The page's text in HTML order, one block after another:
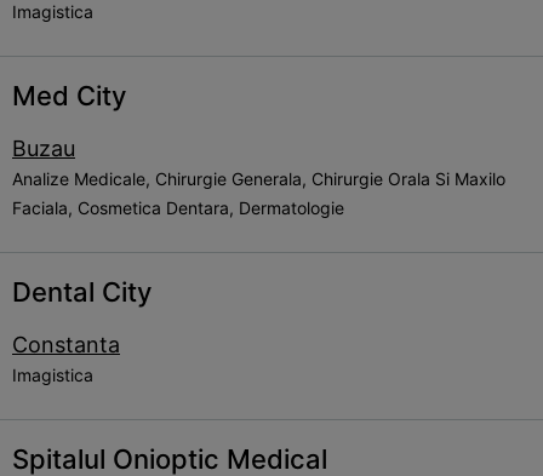
Imagistica
Med City
Buzau
Analize Medicale, Chirurgie Generala, Chirurgie Orala Si Maxilo
Faciala, Cosmetica Dentara, Dermatologie
Dental City
Constanta
Imagistica
Spitalul Onioptic Medical